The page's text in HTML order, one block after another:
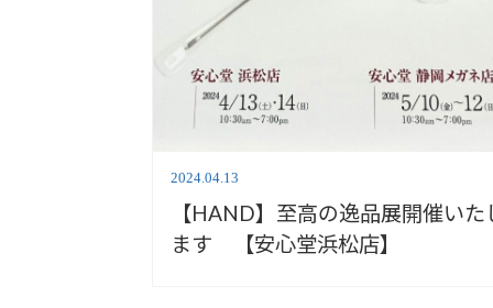
2024.04.13
【HAND】至高の逸品展開催いた
ます 【安心堂浜松店】